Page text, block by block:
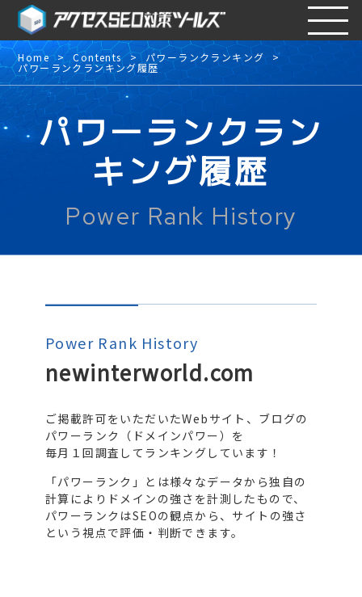
Home Contents パワーランクランキング
パワーランクランキング履歴
パワーランクラン
キング履歴
Power Rank History
Power Rank History
newinterworld.com
ご掲載許可をいただいたWebサイト、ブログの
パワーランク（ドメインパワー）を
毎月１回調査してランキングしています！
「パワーランク」とは様々なデータから独自の
計算によりドメインの強さを計測したもので、
パワーランクはSEOの観点から、サイトの強さ
という視点で評価・判断できます。